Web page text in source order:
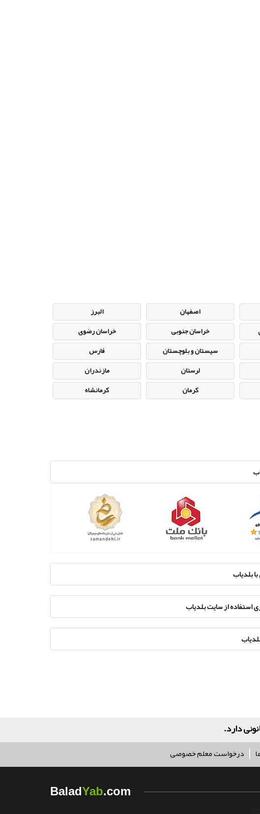
اصفهان
البرز
خراسان جنوبی
خراسان رضوی
سیستان و بلوچستان
فارس
لرستان
مازندران
کرمان
کرمانشاه
بلدیاب
استفاده از سایت بلدیاب
درخواست معلم خصوصی
BaladYab.com